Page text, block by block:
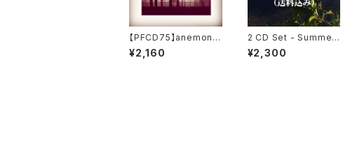
【PFCD75】anemone
『anemone』CD
¥2,160
2 CD Set - Summer
Sale 2026
¥2,300